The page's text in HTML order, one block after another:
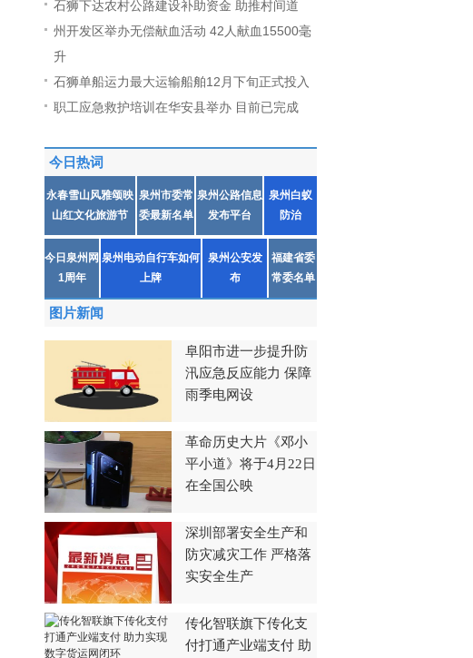
石狮下达农村公路建设补助资金 助推村间道
州开发区举办无偿献血活动 42人献血15500毫
升
石狮单船运力最大运输船舶12月下旬正式投入
职工应急救护培训在华安县举办 目前已完成
今日热词
永春雪山风雅颂映
山红文化旅游节
泉州市委常
委最新名单
泉州公路信息
发布平台
泉州白蚁
防治
今日泉州网
1周年
泉州电动自行车如何
上牌
泉州公安发
布
福建省委
常委名单
图片新闻
阜阳市进一步提升防
汛应急反应能力 保障
雨季电网设
革命历史大片《邓小
平小道》将于4月22日
在全国公映
深圳部署安全生产和
防灾减灾工作 严格落
实安全生产
传化智联旗下传化支
付打通产业端支付 助